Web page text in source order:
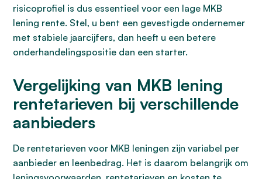
risicoprofiel is dus essentieel voor een lage MKB
lening rente. Stel, u bent een gevestigde ondernemer
met stabiele jaarcijfers, dan heeft u een betere
onderhandelingspositie dan een starter.
Vergelijking van MKB lening
rentetarieven bij verschillende
aanbieders
De rentetarieven voor MKB leningen zijn variabel per
aanbieder en leenbedrag. Het is daarom belangrijk om